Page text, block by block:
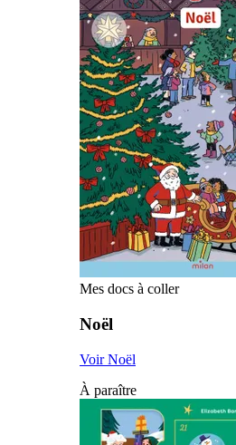
Mes docs à coller
Noël
Voir Noël
À paraître